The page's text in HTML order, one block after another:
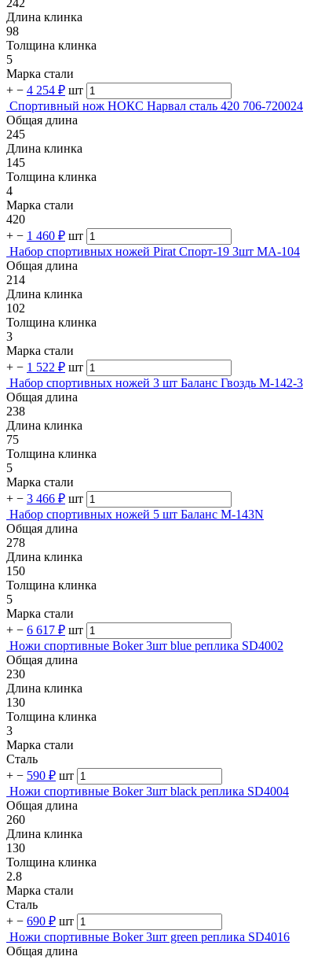
242
Длина клинка
98
Толщина клинка
5
Марка стали
+ − 4 254 ₽ шт
Спортивный нож НОКС Нарвал сталь 420 706-720024
Общая длина
245
Длина клинка
145
Толщина клинка
4
Марка стали
420
+ − 1 460 ₽ шт
Набор спортивных ножей Pirat Спорт-19 3шт MA-104
Общая длина
214
Длина клинка
102
Толщина клинка
3
Марка стали
+ − 1 522 ₽ шт
Набор спортивных ножей 3 шт Баланс Гвоздь M-142-3
Общая длина
238
Длина клинка
75
Толщина клинка
5
Марка стали
+ − 3 466 ₽ шт
Набор спортивных ножей 5 шт Баланс M-143N
Общая длина
278
Длина клинка
150
Толщина клинка
5
Марка стали
+ − 6 617 ₽ шт
Ножи спортивные Boker 3шт blue реплика SD4002
Общая длина
230
Длина клинка
130
Толщина клинка
3
Марка стали
Сталь
+ − 590 ₽ шт
Ножи спортивные Boker 3шт black реплика SD4004
Общая длина
260
Длина клинка
130
Толщина клинка
2.8
Марка стали
Сталь
+ − 690 ₽ шт
Ножи спортивные Boker 3шт green реплика SD4016
Общая длина